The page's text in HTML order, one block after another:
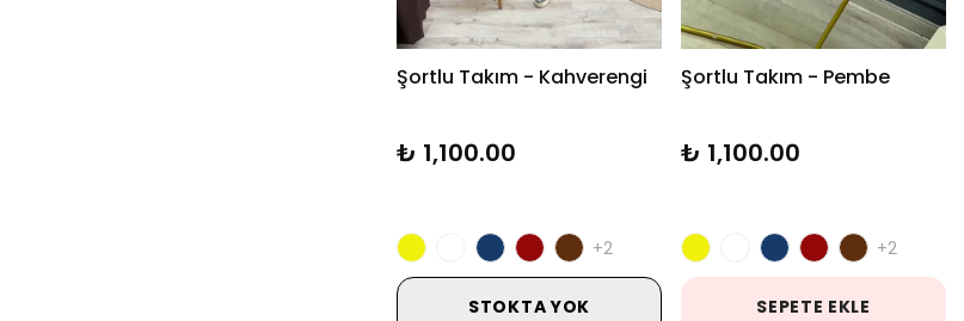
Şortlu Takım - Kahverengi
₺ 1,100.00
+2
STOKTA YOK
Şortlu Takım - Pembe
₺ 1,100.00
+2
SEPETE EKLE